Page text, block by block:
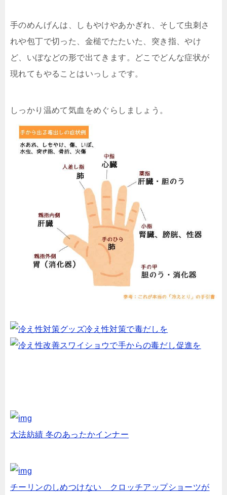
手のめんげんは、しもやけやあかぎれ、そして虫刺さ
れや包丁で切った、金槌でたたいた、突き指、やけ
ど、いぼなどの形で出てきます。どこでどんな症状が
現れてもやるこ とはいっしょです。
しっかり温めて気血をめぐらしましょう。
冷え性対策で毒だしを
スワイショウで手からの毒だし促進を
大法紡績 冬のあったかインナー
チーリンのしめつけない クロッチアップショーツが